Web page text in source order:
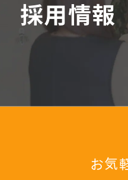
採用情報
お気